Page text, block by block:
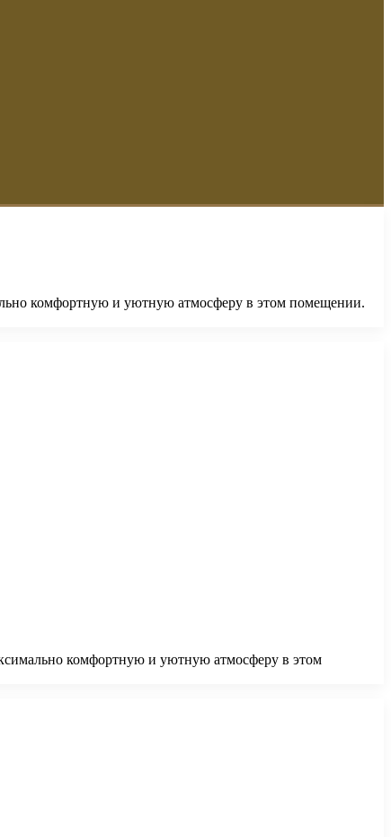
комфортную и уютную атмосферу в этом помещении.
комфортную и уютную атмосферу в этом